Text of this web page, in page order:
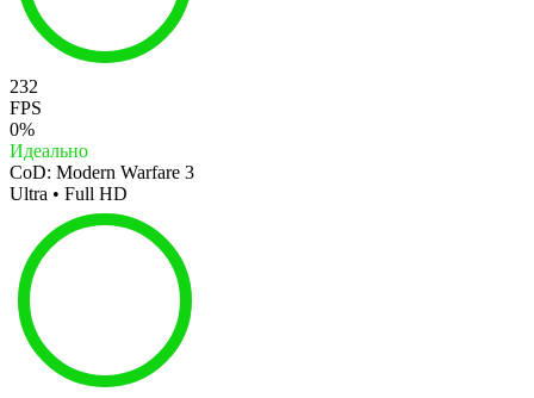
232
FPS
0%
Идеально
CoD: Modern Warfare 3
Ultra • Full HD